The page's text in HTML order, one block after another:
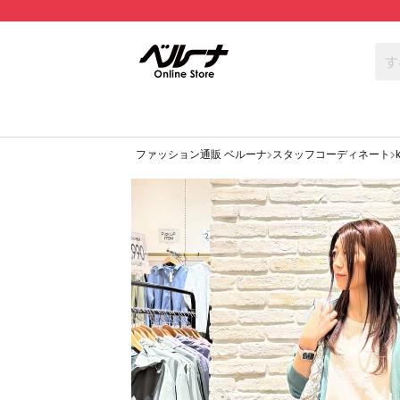
ファッション通販 ベルーナ スタッフコーディネート